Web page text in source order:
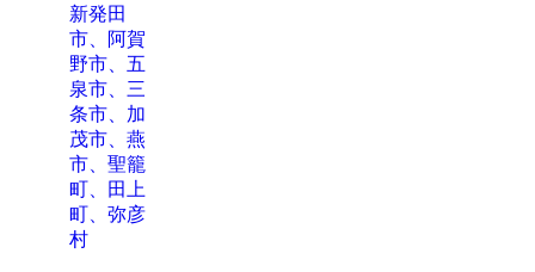
新発田
市、阿賀
野市、五
泉市、三
条市、加
茂市、燕
市、聖籠
町、田上
町、弥彦
村